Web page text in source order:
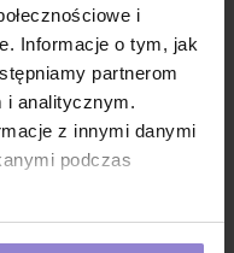
i
Informacje o tym, jak
partnerom
i analitycznym.
z innymi danymi
podczas